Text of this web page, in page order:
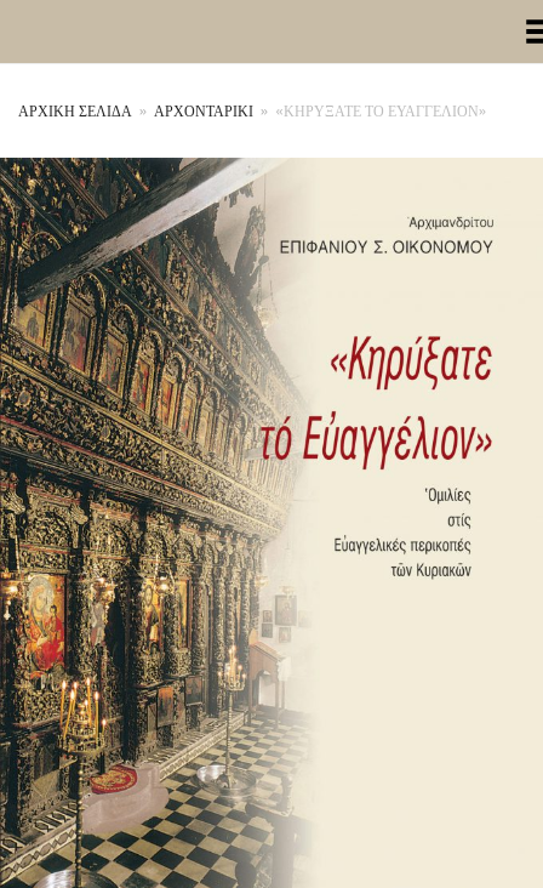
Toggle
ΑΡΧΙΚΉ ΣΕΛΊΔΑ » ΑΡΧΟΝΤΑΡΙΚΙ » «ΚΗΡΥΞΑΤΕ ΤΟ ΕΥΑΓΓΕΛΙΟΝ»
+